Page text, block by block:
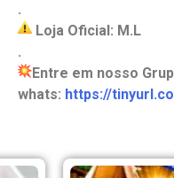
.
Loja Oficial: M.L
.
Entre em nosso
whats: https://